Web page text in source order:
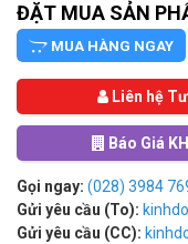
ĐẶT MUA SẢN
MUA HÀNG NGAY
Liên hệ
Báo Giá
Gọi ngay: (028) 3984
Gửi yêu cầu (To):
Gửi yêu cầu (CC):